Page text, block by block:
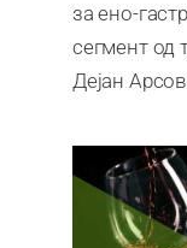
за ено-
сегмент од
Дејан